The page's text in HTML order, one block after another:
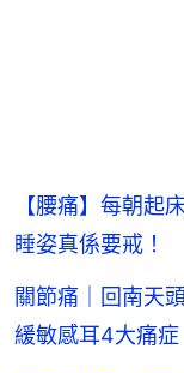
【腰痛】每朝起
睡姿真係要戒！
關節痛｜回南天
緩敏感耳4大痛症